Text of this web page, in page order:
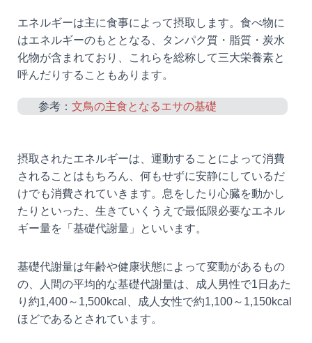
エネルギーは主に食事によって摂取します。食べ物に
はエネルギーのもととなる、タンパク質・脂質・炭水
化物が含まれており、これらを総称して三大栄養素と
呼んだりすることもあります。
参考： 文鳥の主食となるエサの基礎
摂取されたエネルギーは、運動することによって消費
されることはもちろん、何もせずに安静にしているだ
けでも消費されていきます。息をしたり心臓を動かし
たりといった、生きていくうえで最低限必要なエネル
ギー量を「基礎代謝量」といいます。
基礎代謝量は年齢や健康状態によって変動があるもの
の、人間の平均的な基礎代謝量は、成人男性で1日あた
り約1,400～1,500kcal、成人女性で約1,100～1,150kcal
ほどであるとされています。